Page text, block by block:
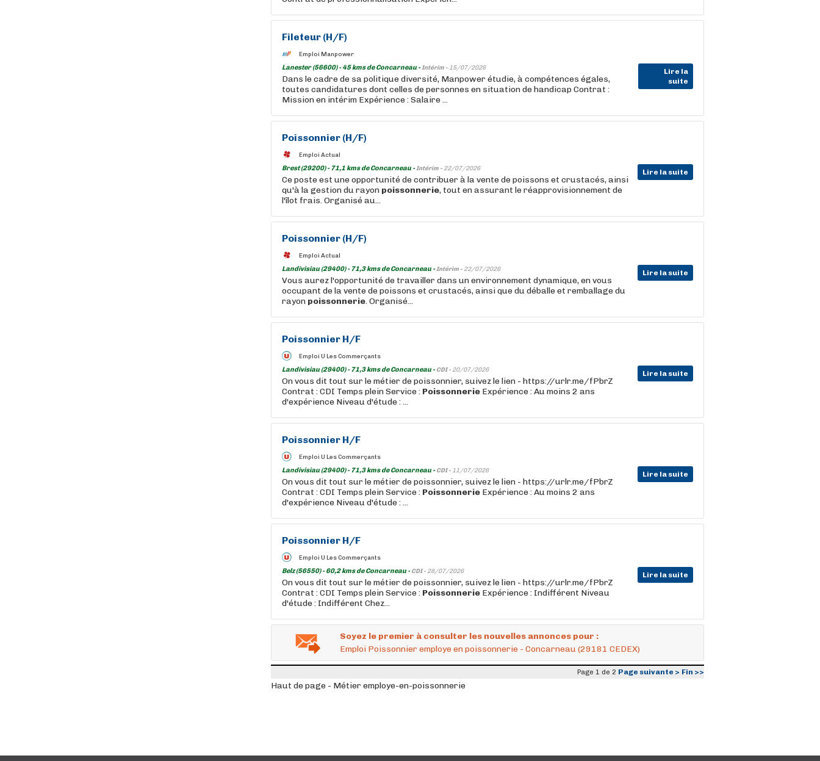
Fileteur (H/F)
Emploi Manpower
Lanester (56600) - 45 kms de Concarneau -Intérim - 15/07/2026
Lire la
suite
Dans le cadre de sa politique diversité, Manpower étudie, à compétences égales,
toutes candidatures dont celles de personnes en situation de handicap Contrat :
Mission en intérim Expérience : Salaire ...
Poissonnier (H/F)
Emploi Actual
Brest (29200) - 71,1 kms de Concarneau -Intérim - 22/07/2026 Lire la suite
Ce poste est une opportunité de contribuer à la vente de poissons et crustacés, ainsi
qu'à la gestion du rayon poissonnerie, tout en assurant le réapprovisionnement de
l'îlot frais. Organisé au...
Poissonnier (H/F)
Emploi Actual
Landivisiau (29400) - 71,3 kms de Concarneau -Intérim - 22/07/2026 Lire la suite
Vous aurez l'opportunité de travailler dans un environnement dynamique, en vous
occupant de la vente de poissons et crustacés, ainsi que du déballe et remballage du
rayon poissonnerie. Organisé...
Poissonnier H/F
Emploi U Les Commerçants
Landivisiau (29400) - 71,3 kms de Concarneau -CDI - 20/07/2026 Lire la suite
On vous dit tout sur le métier de poissonnier, suivez le lien - https://urlr.me/fPbrZ
Contrat : CDI Temps plein Service : Poissonnerie Expérience : Au moins 2 ans
d'expérience Niveau d'étude : ...
Poissonnier H/F
Emploi U Les Commerçants
Landivisiau (29400) - 71,3 kms de Concarneau -CDI - 11/07/2026 Lire la suite
On vous dit tout sur le métier de poissonnier, suivez le lien - https://urlr.me/fPbrZ
Contrat : CDI Temps plein Service : Poissonnerie Expérience : Au moins 2 ans
d'expérience Niveau d'étude : ...
Poissonnier H/F
Emploi U Les Commerçants
Belz (56550) - 60,2 kms de Concarneau -CDI - 28/07/2026 Lire la suite
On vous dit tout sur le métier de poissonnier, suivez le lien - https://urlr.me/fPbrZ
Contrat : CDI Temps plein Service : Poissonnerie Expérience : Indifférent Niveau
d'étude : Indifférent Chez...
Soyez le premier à consulter les nouvelles annonces pour :
Emploi Poissonnier employe en poissonnerie - Concarneau (29181 CEDEX)
Page 1 de 2 Page suivante > Fin >>
Haut de page - Métier employe-en-poissonnerie